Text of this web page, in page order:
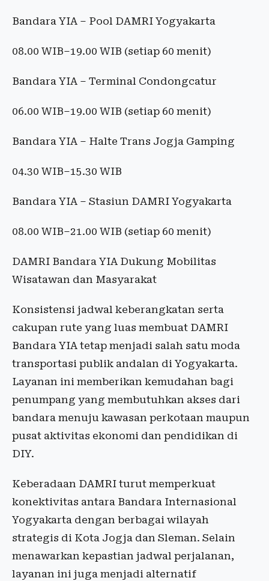
Bandara YIA – Pool DAMRI Yogyakarta
08.00 WIB–19.00 WIB (setiap 60 menit)
Bandara YIA – Terminal Condongcatur
06.00 WIB–19.00 WIB (setiap 60 menit)
Bandara YIA – Halte Trans Jogja Gamping
04.30 WIB–15.30 WIB
Bandara YIA – Stasiun DAMRI Yogyakarta
08.00 WIB–21.00 WIB (setiap 60 menit)
DAMRI Bandara YIA Dukung Mobilitas
Wisatawan dan Masyarakat
Konsistensi jadwal keberangkatan serta
cakupan rute yang luas membuat DAMRI
Bandara YIA tetap menjadi salah satu moda
transportasi publik andalan di Yogyakarta.
Layanan ini memberikan kemudahan bagi
penumpang yang membutuhkan akses dari
bandara menuju kawasan perkotaan maupun
pusat aktivitas ekonomi dan pendidikan di
DIY.
Keberadaan DAMRI turut memperkuat
konektivitas antara Bandara Internasional
Yogyakarta dengan berbagai wilayah
strategis di Kota Jogja dan Sleman. Selain
menawarkan kepastian jadwal perjalanan,
layanan ini juga menjadi alternatif